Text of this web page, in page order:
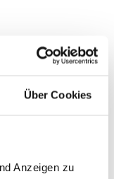
Über Cookies
Anzeigen zu